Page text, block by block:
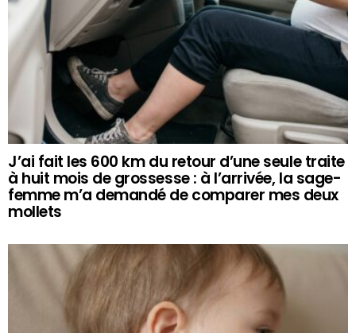
J’ai fait les 600 km du retour d’une seule traite
à huit mois de grossesse : à l’arrivée, la sage-
femme m’a demandé de comparer mes deux
mollets